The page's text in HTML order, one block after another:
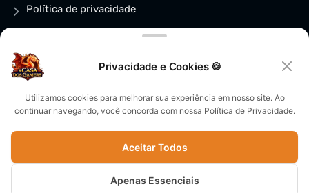
Política de privacidade
57.669.223/0001-63 | Todos os
Privacidade e Cookies 🍪
Utilizamos cookies para melhorar sua experiência em nosso site. Ao
continuar navegando, você concorda com nossa Política de Privacidade.
Aceitar Todos
Apenas Essenciais
Pega teu loot de
boas-vindas! 🎁
CUPOM + GRUPO VIP →